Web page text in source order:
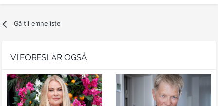
Gå til emneliste
VI FORESLÅR OGSÅ